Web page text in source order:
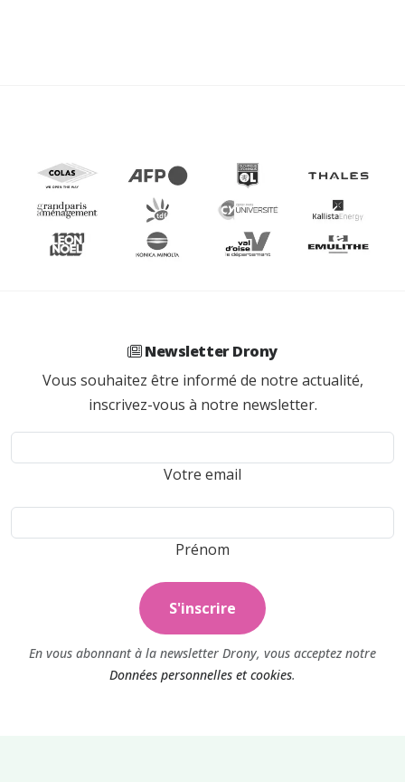
Newsletter Drony
Vous souhaitez être informé de notre actualité,
inscrivez-vous à notre newsletter.
Votre email
Prénom
S'inscrire
En vous abonnant à la newsletter Drony, vous acceptez notre
Données personnelles et cookies.